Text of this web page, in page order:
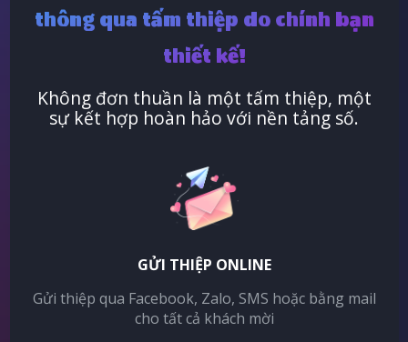
thông qua tấm thiệp do chính bạn
thiết kế!
Không đơn thuần là một tấm thiệp, một
sự kết hợp hoàn hảo với nền tảng số.
GỬI THIỆP ONLINE
Gửi thiệp qua Facebook, Zalo, SMS hoặc bằng mail
cho tất cả khách mời